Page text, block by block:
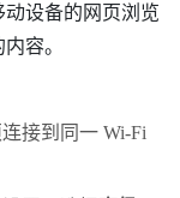
设备的网页浏览
容。
接到同一 Wi‍-Fi